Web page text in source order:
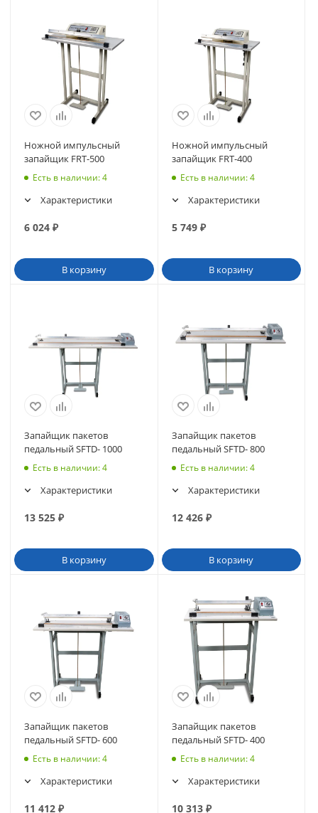
Ножной импульсный
запайщик FRT-500
Есть в наличии: 4
Характеристики
6 024 ₽
В корзину
Ножной импульсный
запайщик FRT-400
Есть в наличии: 4
Характеристики
5 749₽
В корзину
Запайщик пакетов
педальный SFTD- 1000
Есть в наличии: 4
Характеристики
13 525 ₽
В корзину
Запайщик пакетов
педальный SFTD- 800
Есть в наличии: 4
Характеристики
12 426₽
В корзину
Запайщик пакетов
педальный SFTD- 600
Есть в наличии: 4
Характеристики
11 412 ₽
Запайщик пакетов
педальный SFTD- 400
Есть в наличии: 4
Характеристики
10 313₽